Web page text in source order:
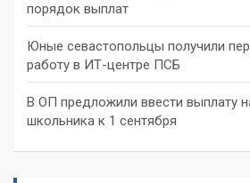
порядок выплат
Юные севастопольцы получили
работу в ИТ-центре ПСБ
В ОП предложили ввести выплату
школьника к 1 сентября